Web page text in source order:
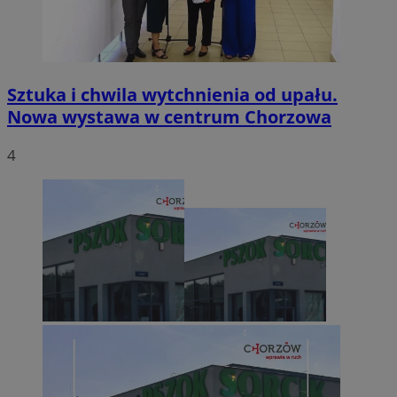
Sztuka i chwila wytchnienia od upału.
Nowa wystawa w centrum Chorzowa
4